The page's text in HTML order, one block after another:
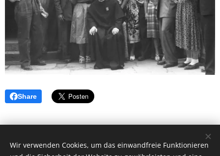
Share
Wir verwenden Cookies, um das einwandfreie Funktionieren